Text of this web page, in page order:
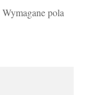
Wymagane pola